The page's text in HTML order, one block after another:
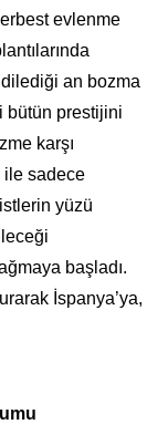
evlenme
an bozma
bütün prestijini
karşı
ile sadece
yüzü
başladı.
İspanya’ya,